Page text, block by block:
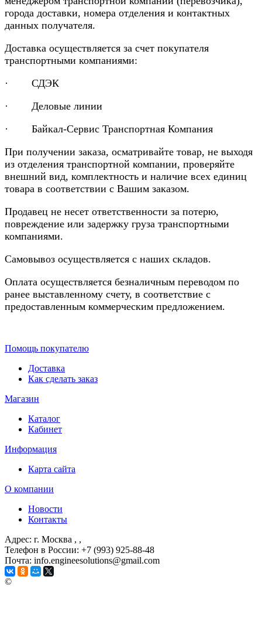
города доставки, номера отделения и контактных
данных получателя.
Доставка осуществляется за счет покупателя
транспортными компаниями:
· СДЭК
· Деловые линии
· Байкал-Сервис Транспортная Компания
При получении заказа, осматривайте товар, не выходя
из отделения транспортной компании, проверяйте
внешний вид, комплектность и наличие всех единиц
товара в соответствии с Вашим заказом.
Продавец не несет ответственности за потерю,
повреждение или задержку груза транспортными
компаниями.
Самовывоз осуществляется с наших складов.
Оплата осуществляется безналичным переводом по
ранее выставленному счету, в соответствие с
предоставленным коммерческим предложением.
Помощь покупателю
Доставка
Как сделать заказ
Магазин
Каталог
Кабинет
Информация
Карта сайта
О компании
Новости
Контакты
Адрес: г. Москва , ,
Телефон в России: +7 (993) 925-88-48
Почта: info.engineesolutions@gmail.com
©